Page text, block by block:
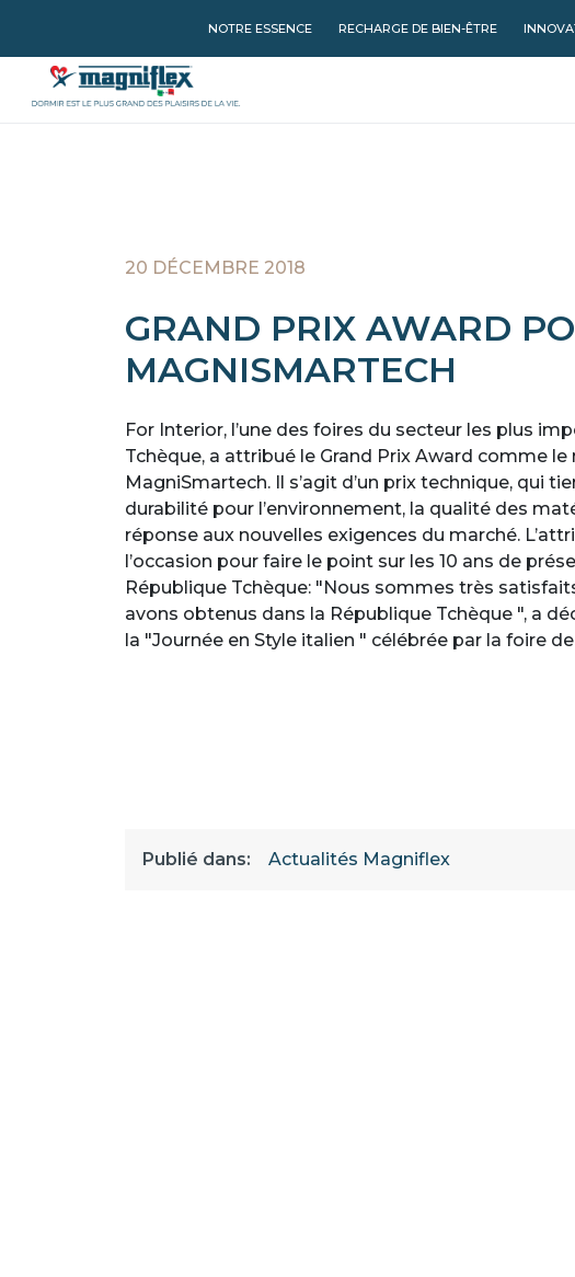
NOTRE ESSENCE RECHARGE DE BIEN-ÊTRE
20 DÉCEMBRE 2018
GRAND PRIX AWARD
MAGNISMARTECH
For Interior, l’une des foires du secteur les plus
Tchèque, a attribué le Grand Prix Award comme
MagniSmartech. Il s’agit d’un prix technique, qui
durabilité pour l’environnement, la qualité des
réponse aux nouvelles exigences du marché.
l’occasion pour faire le point sur les 10 ans de
République Tchèque: "Nous sommes très
avons obtenus dans la République Tchèque ", a
la "Journée en Style italien " célébrée par la foire
Publié dans: Actualités Magniflex